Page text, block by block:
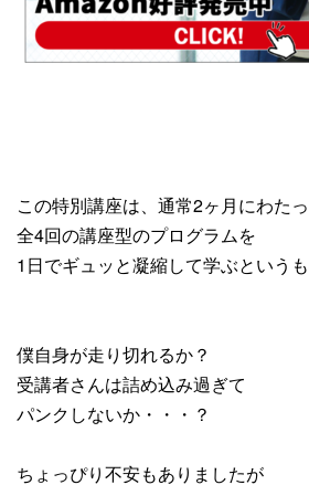
この特別講座は、通常2ヶ月にわた
全4回の講座型のプログラムを
1日でギュッと凝縮して学ぶというも
僕自身が走り切れるか？
受講者さんは詰め込み過ぎて
パンクしないか・・・？
ちょっぴり不安もありましたが